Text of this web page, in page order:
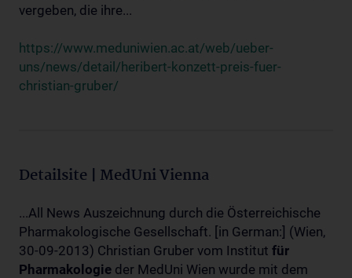
vergeben, die ihre...
https://www.meduniwien.ac.at/web/ueber-
uns/news/detail/heribert-konzett-preis-fuer-
christian-gruber/
Detailsite | MedUni Vienna
...All News Auszeichnung durch die Österreichische
Pharmakologische Gesellschaft. [in German:] (Wien,
30-09-2013) Christian Gruber vom Institut für
Pharmakologie der MedUni Wien wurde mit dem